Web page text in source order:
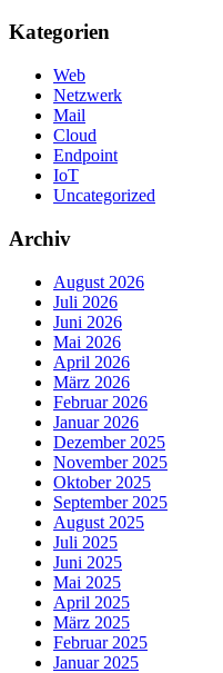
Kategorien
Web
Netzwerk
Mail
Cloud
Endpoint
IoT
Uncategorized
Archiv
August 2026
Juli 2026
Juni 2026
Mai 2026
April 2026
März 2026
Februar 2026
Januar 2026
Dezember 2025
November 2025
Oktober 2025
September 2025
August 2025
Juli 2025
Juni 2025
Mai 2025
April 2025
März 2025
Februar 2025
Januar 2025